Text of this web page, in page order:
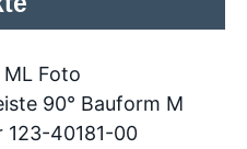
90° Bauform M
123-40181-00